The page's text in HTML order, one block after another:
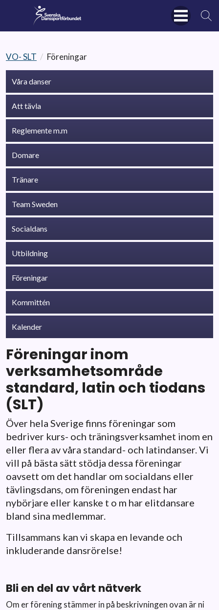
VO- SLT / Föreningar
Våra danser
Att tävla
Reglemente m.m
Domare
Tränare
Team Sweden
Socialdans
Utbildning
Föreningar
Kommittén
Kalender
Föreningar inom
verksamhetsområde
standard, latin och tiodans
(SLT)
Över hela Sverige finns föreningar som
bedriver kurs- och träningsverksamhet inom en
eller flera av våra standard- och latindanser. Vi
vill på bästa sätt stödja dessa föreningar
oavsett om det handlar om socialdans eller
tävlingsdans, om föreningen endast har
nybörjare eller kanske t o m har elitdansare
bland sina medlemmar.
Tillsammans kan vi skapa en levande och
inkluderande dansrörelse!
Bli en del av vårt nätverk
Om er förening stämmer in på beskrivningen ovan är ni